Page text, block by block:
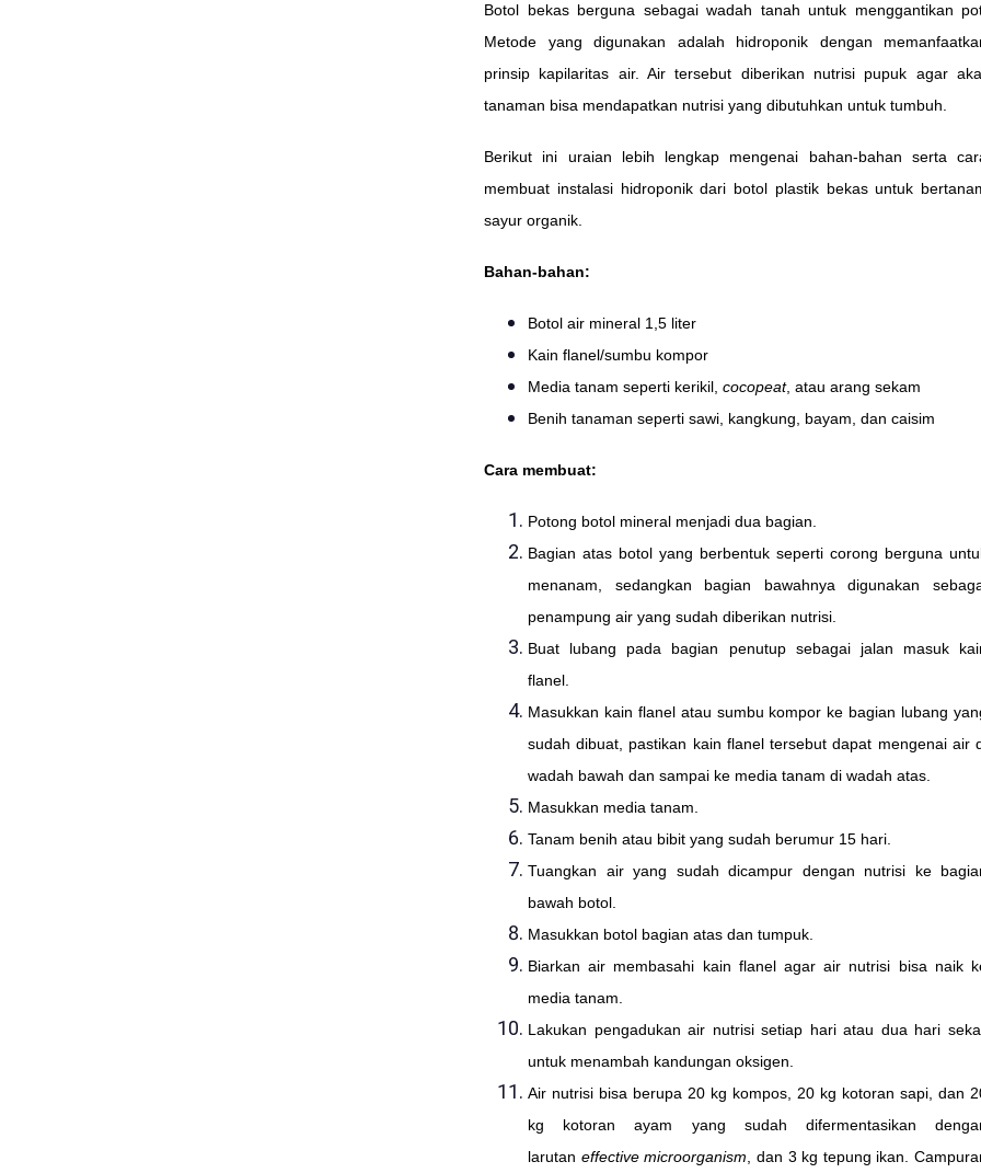
Botol bekas berguna sebagai wadah tanah untuk menggantikan
Metode yang digunakan adalah hidroponik dengan
prinsip kapilaritas air. Air tersebut diberikan nutrisi pupuk agar
tanaman bisa mendapatkan nutrisi yang dibutuhkan untuk tumbuh.
Berikut ini uraian lebih lengkap mengenai bahan-bahan serta
membuat instalasi hidroponik dari botol plastik bekas untuk
sayur organik.
Bahan-bahan:
Botol air mineral 1,5 liter
Kain flanel/sumbu kompor
Media tanam seperti kerikil, cocopeat, atau arang sekam
Benih tanaman seperti sawi, kangkung, bayam, dan caisim
Cara membuat:
Potong botol mineral menjadi dua bagian.
Bagian atas botol yang berbentuk seperti corong berguna
menanam, sedangkan bagian bawahnya digunakan
penampung air yang sudah diberikan nutrisi.
Buat lubang pada bagian penutup sebagai jalan masuk
flanel.
Masukkan kain flanel atau sumbu kompor ke bagian lubang
sudah dibuat, pastikan kain flanel tersebut dapat mengenai air
wadah bawah dan sampai ke media tanam di wadah atas.
Masukkan media tanam.
Tanam benih atau bibit yang sudah berumur 15 hari.
Tuangkan air yang sudah dicampur dengan nutrisi ke
bawah botol.
Masukkan botol bagian atas dan tumpuk.
Biarkan air membasahi kain flanel agar air nutrisi bisa naik
media tanam.
Lakukan pengadukan air nutrisi setiap hari atau dua hari
untuk menambah kandungan oksigen.
Air nutrisi bisa berupa 20 kg kompos, 20 kg kotoran sapi, dan
kg kotoran ayam yang sudah difermentasikan
larutan effective microorganism , dan 3 kg tepung ikan.